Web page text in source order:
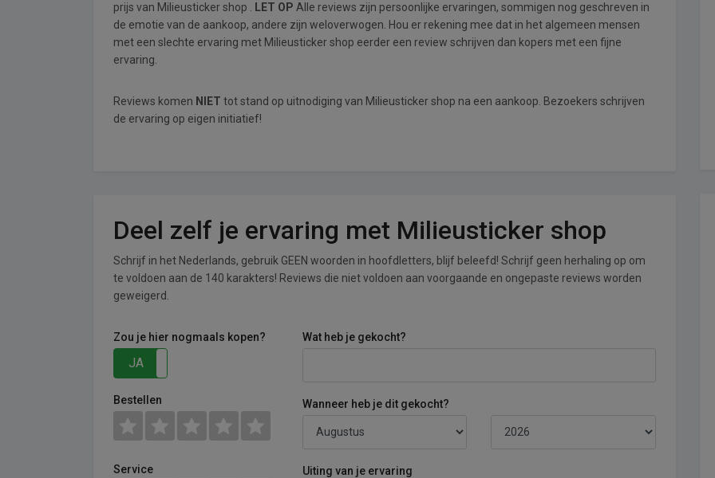
prijs van Milieusticker shop .
LET OP Alle reviews zijn persoonlijke ervaringen, sommigen nog geschreven in
de emotie van de aankoop, andere zijn weloverwogen. Hou er rekening mee dat in het algemeen mensen
met een slechte ervaring met Milieusticker shop eerder een review schrijven dan kopers met een fijne
ervaring.
Reviews komen NIET tot stand op uitnodiging van Milieusticker shop na een aankoop. Bezoekers schrijven
de ervaring op eigen initiatief!
Deel zelf je ervaring met Milieusticker shop
Schrijf in het Nederlands, gebruik GEEN woorden in hoofdletters, blijf beleefd! Schrijf geen herhaling op om
te voldoen aan de 140 karakters! Reviews die niet voldoen aan voorgaande en ongepaste reviews worden
geweigerd.
Zou je hier nogmaals kopen?
JA
Bestellen
Service
Wat heb je gekocht?
Wanneer heb je dit gekocht?
Uiting van je ervaring